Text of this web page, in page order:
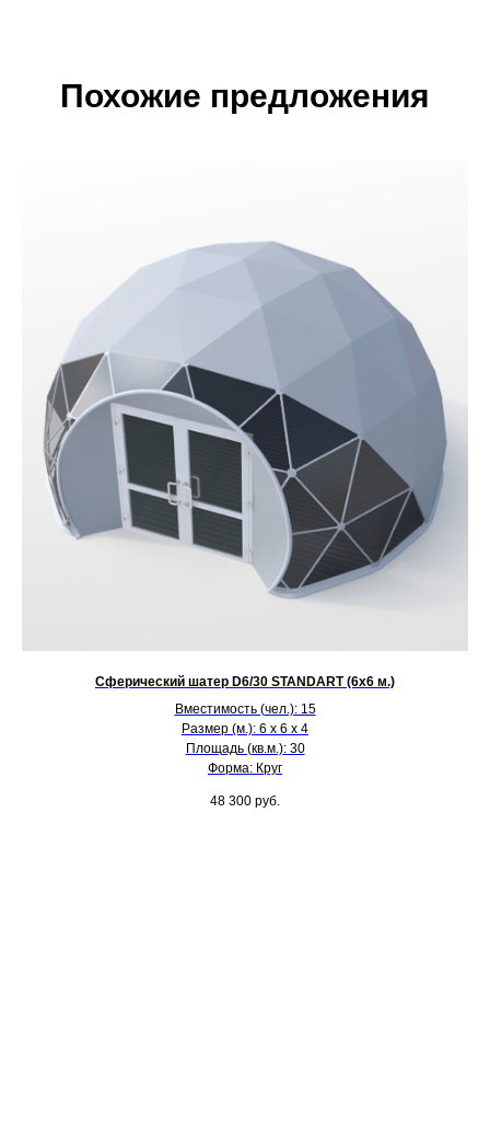
Похожие предложения
Сферический шатер D6/30 STANDART (6х6 м.)
Вместимость (чел.): 15
Размер (м.): 6 х 6 х 4
Площадь (кв.м.): 30
Форма: Круг
48 300 руб.